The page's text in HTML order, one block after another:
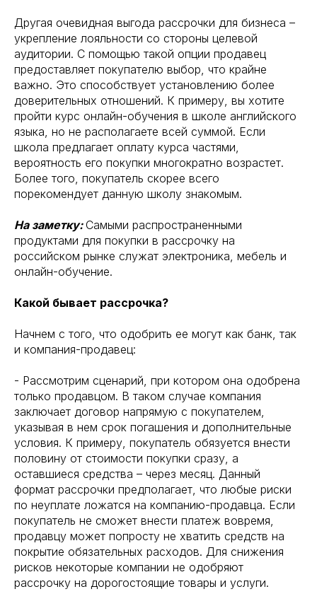
Другая очевидная выгода рассрочки для бизнеса –
укрепление лояльности со стороны целевой
аудитории. С помощью такой опции продавец
предоставляет покупателю выбор, что крайне
важно. Это способствует установлению более
доверительных отношений. К примеру, вы хотите
пройти курс онлайн-обучения в школе английского
языка, но не располагаете всей суммой. Если
школа предлагает оплату курса частями,
вероятность его покупки многократно возрастет.
Более того, покупатель скорее всего
порекомендует данную школу знакомым.
На заметку: Самыми распространенными
продуктами для покупки в рассрочку на
российском рынке служат электроника, мебель и
онлайн-обучение.
Какой бывает рассрочка?
Начнем с того, что одобрить ее могут как банк, так
и компания-продавец:
- Рассмотрим сценарий, при котором она одобрена
только продавцом. В таком случае компания
заключает договор напрямую с покупателем,
указывая в нем срок погашения и дополнительные
условия. К примеру, покупатель обязуется внести
половину от стоимости покупки сразу, а
оставшиеся средства – через месяц. Данный
формат рассрочки предполагает, что любые риски
по неуплате ложатся на компанию-продавца. Если
покупатель не сможет внести платеж вовремя,
продавцу может попросту не хватить средств на
покрытие обязательных расходов. Для снижения
рисков некоторые компании не одобряют
рассрочку на дорогостоящие товары и услуги.